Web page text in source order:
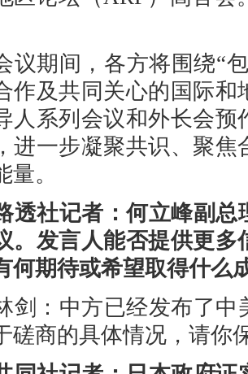
议期间，各方将围绕“
作及共同关心的国际
人系列会议和外长会
进一步凝聚共识、聚
量。
透社记者：何立峰副
。发言人能否提供更
何期待或希望取得什么
剑：中方已经发布了中
磋商的具体情况，请你